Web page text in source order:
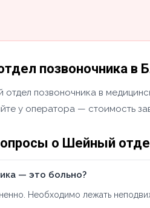
позвоночника в
отдел позвоночника в
у оператора — стоимость
о Шейный
— это больно?
Необходимо лежать